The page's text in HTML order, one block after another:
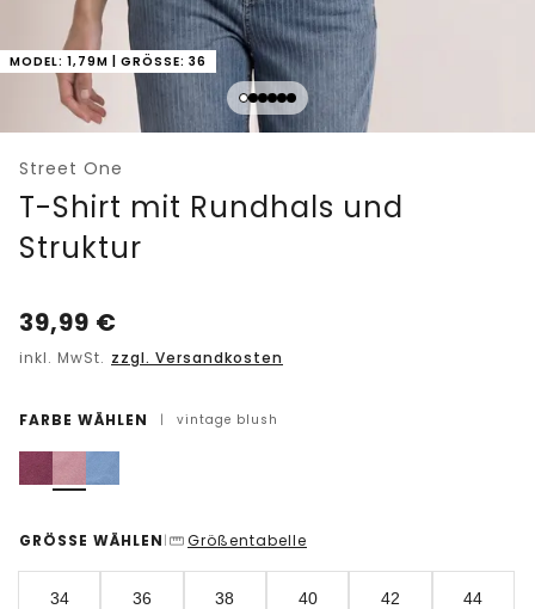
MODEL: 1,79M | GRÖSSE: 36
Street One
T-Shirt mit Rundhals und
Struktur
39,99 €
inkl. MwSt. zzgl. Versandkosten
FARBE WÄHLEN | vintage blush
GRÖSSE WÄHLEN | Größentabelle
34 36 38 40 42 44